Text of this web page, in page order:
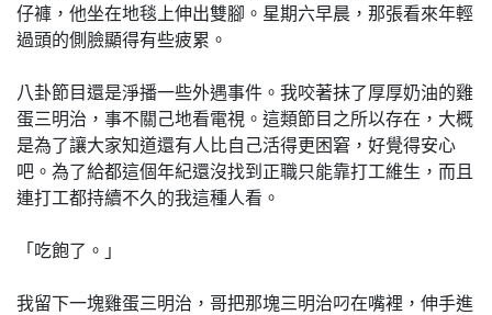
仔褲，他坐在地毯上伸出雙腳。星期六早晨，那張看來年輕
過頭的側臉顯得有些疲累。
八卦節目還是淨播一些外遇事件。我咬著抹了厚厚奶油的雞
蛋三明治，事不關己地看電視。這類節目之所以存在，大概
是為了讓大家知道還有人比自己活得更困窘，好覺得安心
吧。為了給都這個年紀還沒找到正職只能靠打工維生，而且
連打工都持續不久的我這種人看。
「吃飽了。」
我留下一塊雞蛋三明治，哥把那塊三明治叼在嘴裡，伸手進